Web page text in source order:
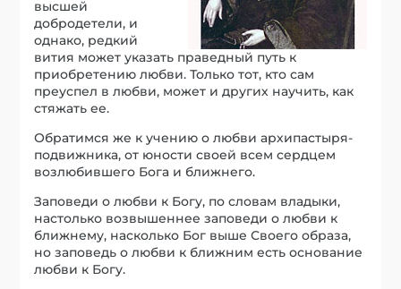
высшей
добродетели, и
однако, редкий
вития может указать праведный путь к
приобретению любви. Только тот, кто сам
преуспел в любви, может и других научить, как
стяжать ее.
Обратимся же к учению о любви архипастыря-
подвижника, от юности своей всем сердцем
возлюбившего Бога и ближнего.
Заповеди о любви к Богу, по словам владыки,
настолько возвышеннее заповеди о любви к
ближнему, насколько Бог выше Своего образа,
но заповедь о любви к ближним есть основание
любви к Богу.